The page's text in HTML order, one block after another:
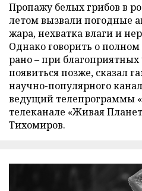
Пропажу белых грибов в
летом вызвали погодные
жара, нехватка влаги и
Однако говорить о
рано – при
появиться позже, сказал
научно-популярного
ведущий телепрограммы
телеканале «Живая
Тихомиров.